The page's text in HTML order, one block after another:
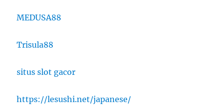
MEDUSA88
Trisula88
situs slot gacor
https://lesushi.net/japanese/